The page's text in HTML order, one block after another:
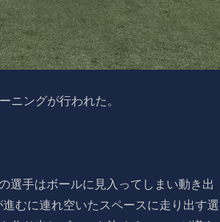
ニングが行われた。
選手はボールに見入ってしまい動き出
むに連れ空いたスペースに走り出す選